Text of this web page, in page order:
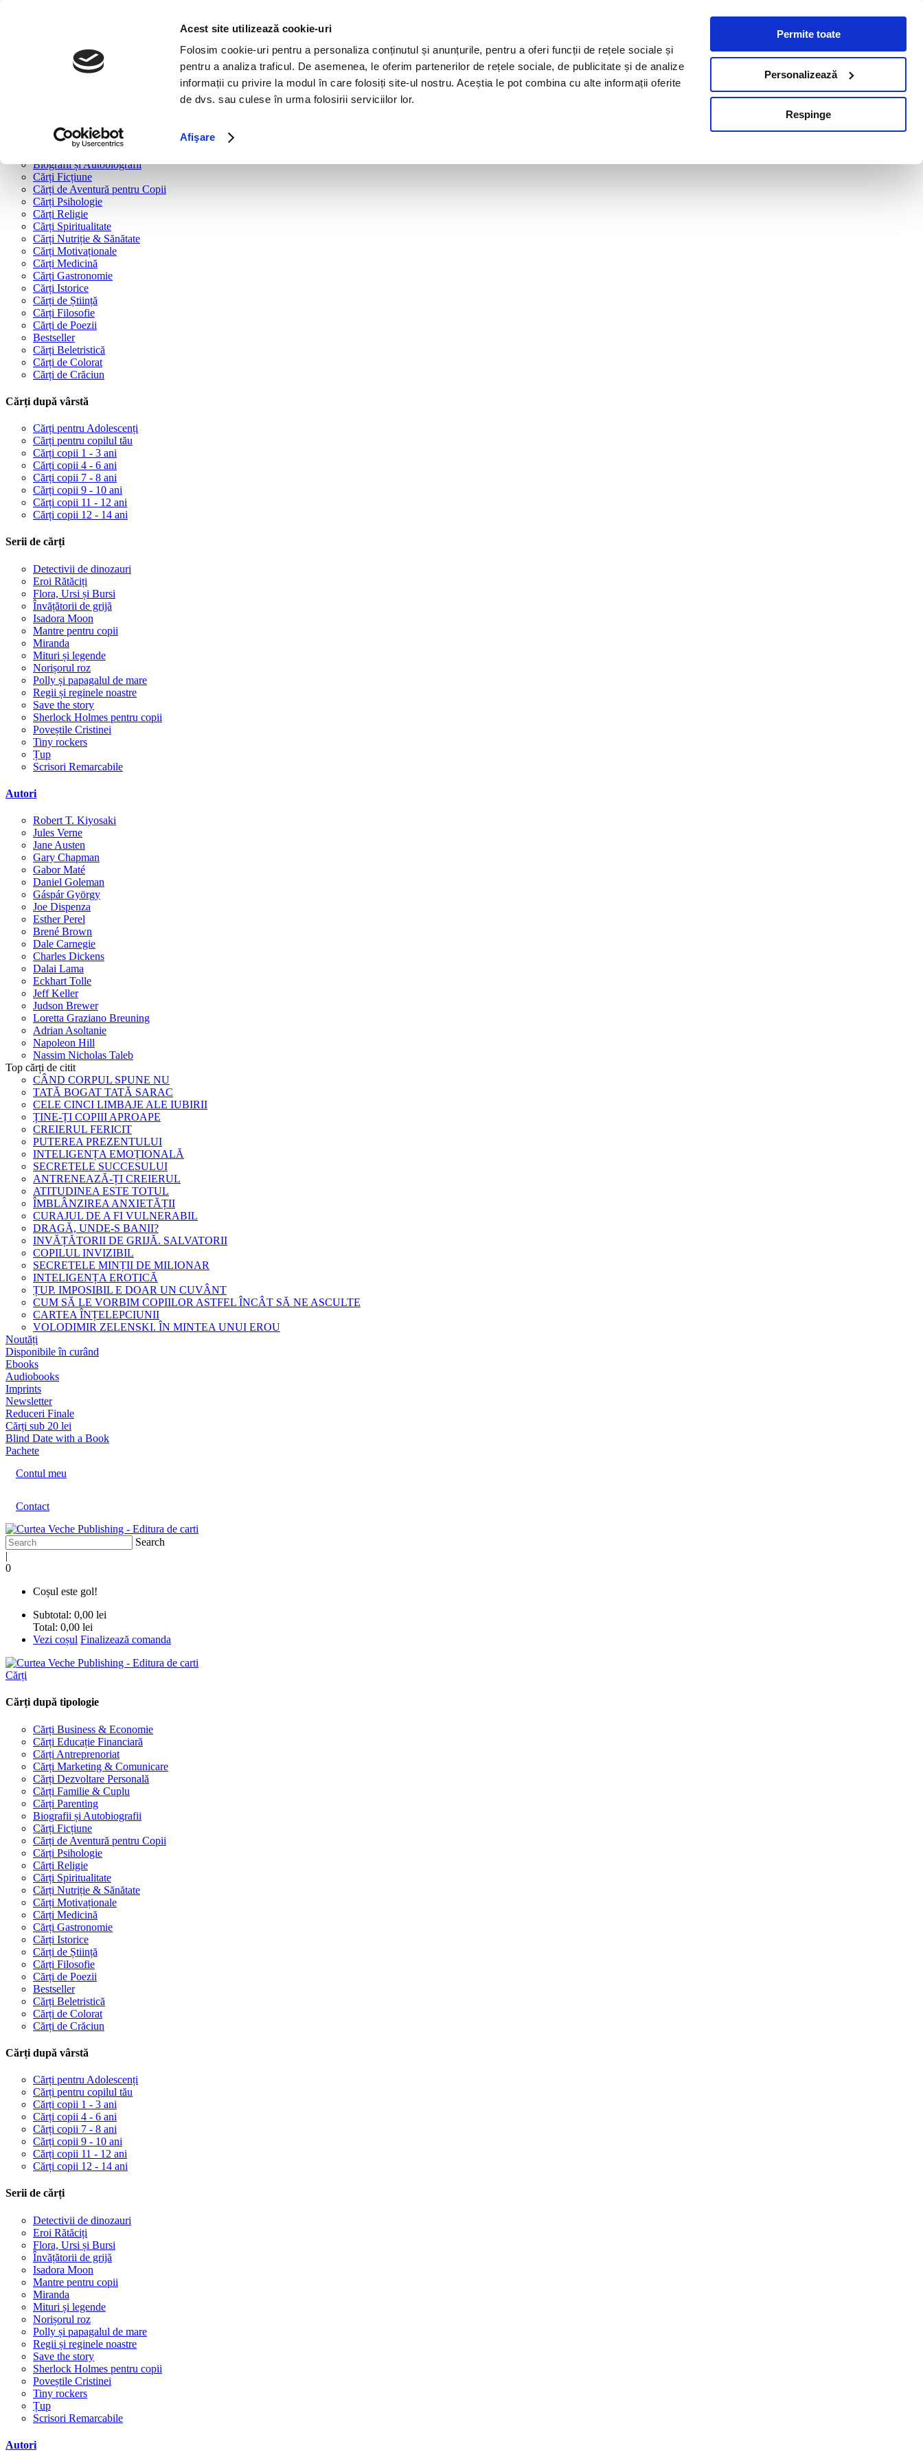
Acest site utilizează cookie-uri
Folosim cookie-uri pentru a personaliza conținutul și anunțurile, pentru a oferi funcții de rețele sociale și
pentru a analiza traficul. De asemenea, le oferim partenerilor de rețele sociale, de publicitate și de analize
informații cu privire la modul în care folosiți site-ul nostru. Aceștia le pot combina cu alte informații oferite
de dvs. sau culese în urma folosirii serviciilor lor.
Afişare
Permite toate
Personalizează
Respinge
Cărți după tipologie
Cărți Dezvoltare Personală
Cărți Familie & Cuplu
Biografii și Autobiografii
Cărți Ficțiune
Cărți de Aventură pentru Copii
Cărți Psihologie
Cărți Religie
Cărți Spiritualitate
Cărți Nutriție & Sănătate
Cărți Motivaționale
Cărți Medicină
Cărți Gastronomie
Cărți Istorice
Cărți de Știință
Cărți Filosofie
Cărți de Poezii
Bestseller
Cărți Beletristică
Cărți de Colorat
Cărți de Crăciun
Cărți după vârstă
Cărți pentru Adolescenți
Cărți pentru copilul tău
Cărți copii 1 - 3 ani
Cărți copii 4 - 6 ani
Cărți copii 7 - 8 ani
Cărți copii 9 - 10 ani
Cărți copii 11 - 12 ani
Cărți copii 12 - 14 ani
Serii de cărți
Detectivii de dinozauri
Eroi Rătăciți
Flora, Ursi și Bursi
Învățătorii de grijă
Isadora Moon
Mantre pentru copii
Miranda
Mituri și legende
Norișorul roz
Polly și papagalul de mare
Regii și reginele noastre
Save the story
Sherlock Holmes pentru copii
Poveștile Cristinei
Tiny rockers
Țup
Scrisori Remarcabile
Autori
Robert T. Kiyosaki
Jules Verne
Jane Austen
Gary Chapman
Gabor Maté
Daniel Goleman
Gáspár György
Joe Dispenza
Esther Perel
Brené Brown
Dale Carnegie
Charles Dickens
Dalai Lama
Eckhart Tolle
Jeff Keller
Judson Brewer
Loretta Graziano Breuning
Adrian Asoltanie
Napoleon Hill
Nassim Nicholas Taleb
Top cărți de citit
CÂND CORPUL SPUNE NU
TATĂ BOGAT TATĂ SARAC
CELE CINCI LIMBAJE ALE IUBIRII
ȚINE-ȚI COPIII APROAPE
CREIERUL FERICIT
PUTEREA PREZENTULUI
INTELIGENȚA EMOȚIONALĂ
SECRETELE SUCCESULUI
ANTRENEAZĂ-ȚI CREIERUL
ATITUDINEA ESTE TOTUL
ÎMBLÂNZIREA ANXIETĂȚII
CURAJUL DE A FI VULNERABIL
DRAGĂ, UNDE-S BANII?
INVĂȚĂTORII DE GRIJĂ. SALVATORII
COPILUL INVIZIBIL
SECRETELE MINȚII DE MILIONAR
INTELIGENȚA EROTICĂ
ȚUP. IMPOSIBIL E DOAR UN CUVÂNT
CUM SĂ LE VORBIM COPIILOR ASTFEL ÎNCÂT SĂ NE ASCULTE
CARTEA ÎNȚELEPCIUNII
VOLODIMIR ZELENSKI. ÎN MINTEA UNUI EROU
Noutăți
Disponibile în curând
Ebooks
Audiobooks
Imprints
Newsletter
Reduceri Finale
Cărți sub 20 lei
Blind Date with a Book
Pachete
Contul meu
Contact
Search
|
0
Coșul este gol!
Subtotal: 0,00 lei
Total: 0,00 lei
Vezi coșul Finalizează comanda
Cărți
Cărți după tipologie
Cărți Business & Economie
Cărți Educație Financiară
Cărți Antreprenoriat
Cărți Marketing & Comunicare
Cărți Dezvoltare Personală
Cărți Familie & Cuplu
Cărți Parenting
Biografii și Autobiografii
Cărți Ficțiune
Cărți de Aventură pentru Copii
Cărți Psihologie
Cărți Religie
Cărți Spiritualitate
Cărți Nutriție & Sănătate
Cărți Motivaționale
Cărți Medicină
Cărți Gastronomie
Cărți Istorice
Cărți de Știință
Cărți Filosofie
Cărți de Poezii
Bestseller
Cărți Beletristică
Cărți de Colorat
Cărți de Crăciun
Cărți după vârstă
Cărți pentru Adolescenți
Cărți pentru copilul tău
Cărți copii 1 - 3 ani
Cărți copii 4 - 6 ani
Cărți copii 7 - 8 ani
Cărți copii 9 - 10 ani
Cărți copii 11 - 12 ani
Cărți copii 12 - 14 ani
Serii de cărți
Detectivii de dinozauri
Eroi Rătăciți
Flora, Ursi și Bursi
Învățătorii de grijă
Isadora Moon
Mantre pentru copii
Miranda
Mituri și legende
Norișorul roz
Polly și papagalul de mare
Regii și reginele noastre
Save the story
Sherlock Holmes pentru copii
Poveștile Cristinei
Tiny rockers
Țup
Scrisori Remarcabile
Autori